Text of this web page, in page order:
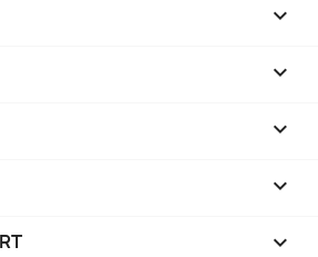



keyboard_arrow_down
